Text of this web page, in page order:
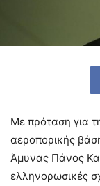
Με πρόταση για
αεροπορικής
Άμυνας Πάνος
ελληνορωσικές